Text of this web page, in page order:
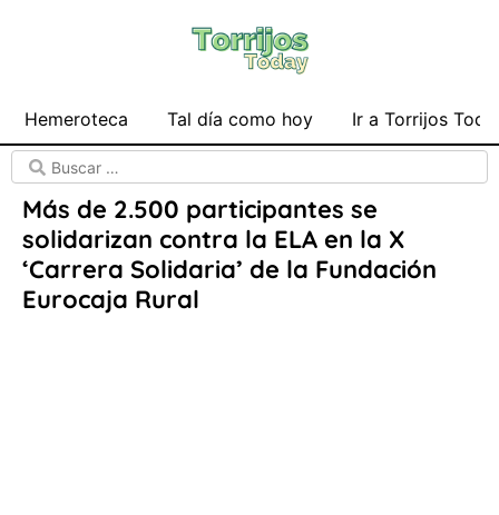
Hemeroteca Tal día como hoy Ir a Torrijos
Más de 2.500 participantes se
solidarizan contra la ELA en la X
‘Carrera Solidaria’ de la Fundación
Eurocaja Rural